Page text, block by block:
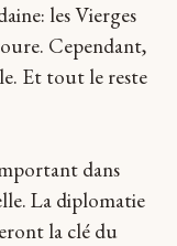
les Vierges
Cependant,
Et tout le reste
dans
La diplomatie
la clé du